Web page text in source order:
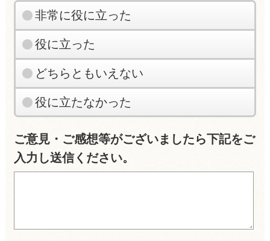
非常に役に立った
役に立った
どちらともいえない
役に立たなかった
ご意見・ご感想等がございましたら下記をご
入力し送信ください。